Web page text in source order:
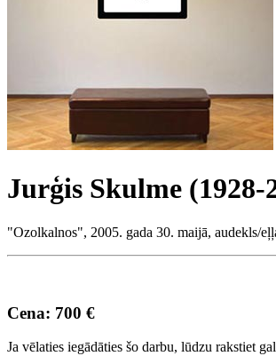
Jurģis Skulme (1928-
"Ozolkalnos", 2005. gada 30. maijā, audekls/
Cena: 700 €
Ja vēlaties iegādāties šo darbu, lūdzu rakstiet